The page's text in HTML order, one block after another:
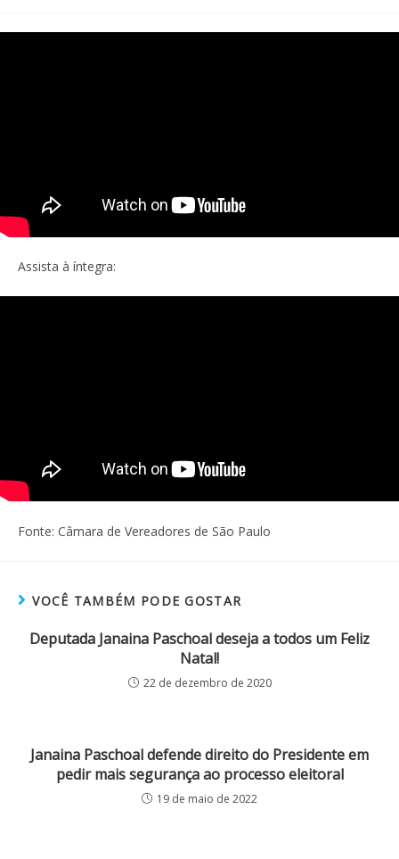
Assista à íntegra:
Fonte: Câmara de Vereadores de São Paulo
VOCÊ TAMBÉM PODE GOSTAR
Deputada Janaina Paschoal deseja a todos um Feliz
Natal!
22 de dezembro de 2020
Janaina Paschoal defende direito do Presidente em
pedir mais segurança ao processo eleitoral
19 de maio de 2022